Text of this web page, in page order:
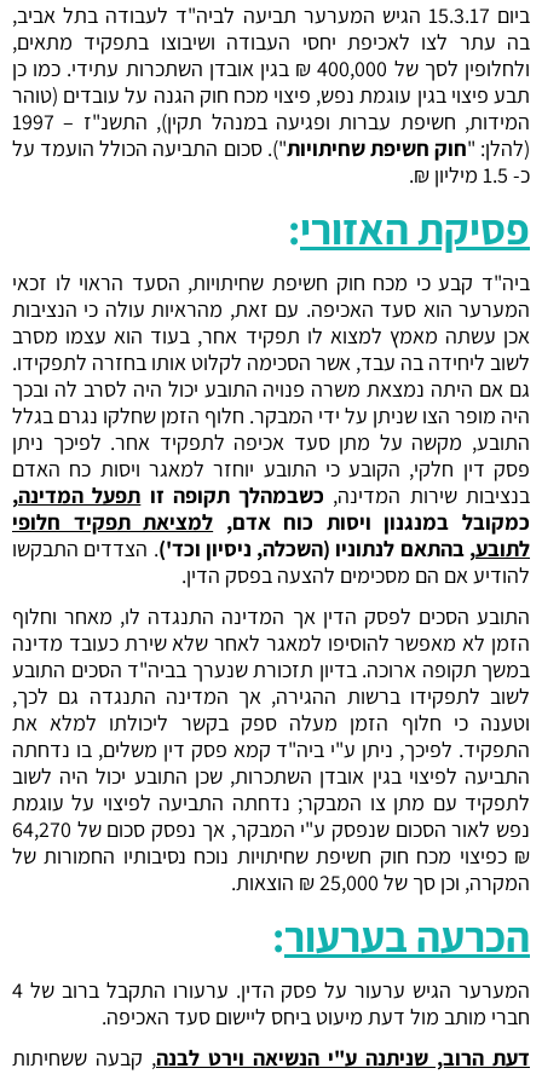
ביום 15.3.17 הגיש המערער תביעה לביה"ד לעבודה בתל אביב,
בה עתר לצו לאכיפת יחסי העבודה ושיבוצו בתפקיד מתאים,
ולחלופין לסך של 400,000 ₪ בגין אובדן השתכרות עתידי. כמו כן
תבע פיצוי בגין עוגמת נפש, פיצוי מכח חוק הגנה על עובדים (טוהר
המידות, חשיפת עברות ופגיעה במנהל תקין), התשנ"ז – 1997
(להלן: "חוק חשיפת שחיתויות"). סכום התביעה הכולל הועמד על
כ- 1.5 מיליון ₪.
פסיקת האזורי:
ביה"ד קבע כי מכח חוק חשיפת שחיתויות, הסעד הראוי לו זכאי
המערער הוא סעד האכיפה. עם זאת, מהראיות עולה כי הנציבות
אכן עשתה מאמץ למצוא לו תפקיד אחר, בעוד הוא עצמו מסרב
לשוב ליחידה בה עבד, אשר הסכימה לקלוט אותו בחזרה לתפקידו.
גם אם היתה נמצאת משרה פנויה התובע יכול היה לסרב לה ובכך
היה מופר הצו שניתן על ידי המבקר. חלוף הזמן שחלקו נגרם בגלל
התובע, מקשה על מתן סעד אכיפה לתפקיד אחר. לפיכך ניתן
פסק דין חלקי, הקובע כי התובע יוחזר למאגר ויסות כח האדם
בנציבות שירות המדינה, כשבמהלך תקופה זו תפעל המדינה,
כמקובל במנגנון ויסות כוח אדם, למציאת תפקיד חלופי
לתובע, בהתאם לנתוניו (השכלה, ניסיון וכד'). הצדדים התבקשו
להודיע אם הם מסכימים להצעה בפסק הדין.
התובע הסכים לפסק הדין אך המדינה התנגדה לו, מאחר וחלוף
הזמן לא מאפשר להוסיפו למאגר לאחר שלא שירת כעובד מדינה
במשך תקופה ארוכה. בדיון תזכורת שנערך בביה"ד הסכים התובע
לשוב לתפקידו ברשות ההגירה, אך המדינה התנגדה גם לכך,
וטענה כי חלוף הזמן מעלה ספק בקשר ליכולתו למלא את
התפקיד. לפיכך, ניתן ע"י ביה"ד קמא פסק דין משלים, בו נדחתה
התביעה לפיצוי בגין אובדן השתכרות, שכן התובע יכול היה לשוב
לתפקיד עם מתן צו המבקר; נדחתה התביעה לפיצוי על עוגמת
נפש לאור הסכום שנפסק ע"י המבקר, אך נפסק סכום של 64,270
₪ כפיצוי מכח חוק חשיפת שחיתויות נוכח נסיבותיו החמורות של
המקרה, וכן סך של 25,000 ₪ הוצאות.
הכרעה בערעור:
המערער הגיש ערעור על פסק הדין. ערעורו התקבל ברוב של 4
חברי מותב מול דעת מיעוט ביחס ליישום סעד האכיפה.
דעת הרוב, שניתנה ע"י הנשיאה וירט לבנה, קבעה ששחיתות